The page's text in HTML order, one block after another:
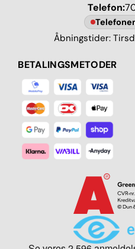
Telefon:
Åbningstider:
BETALINGSMETODER